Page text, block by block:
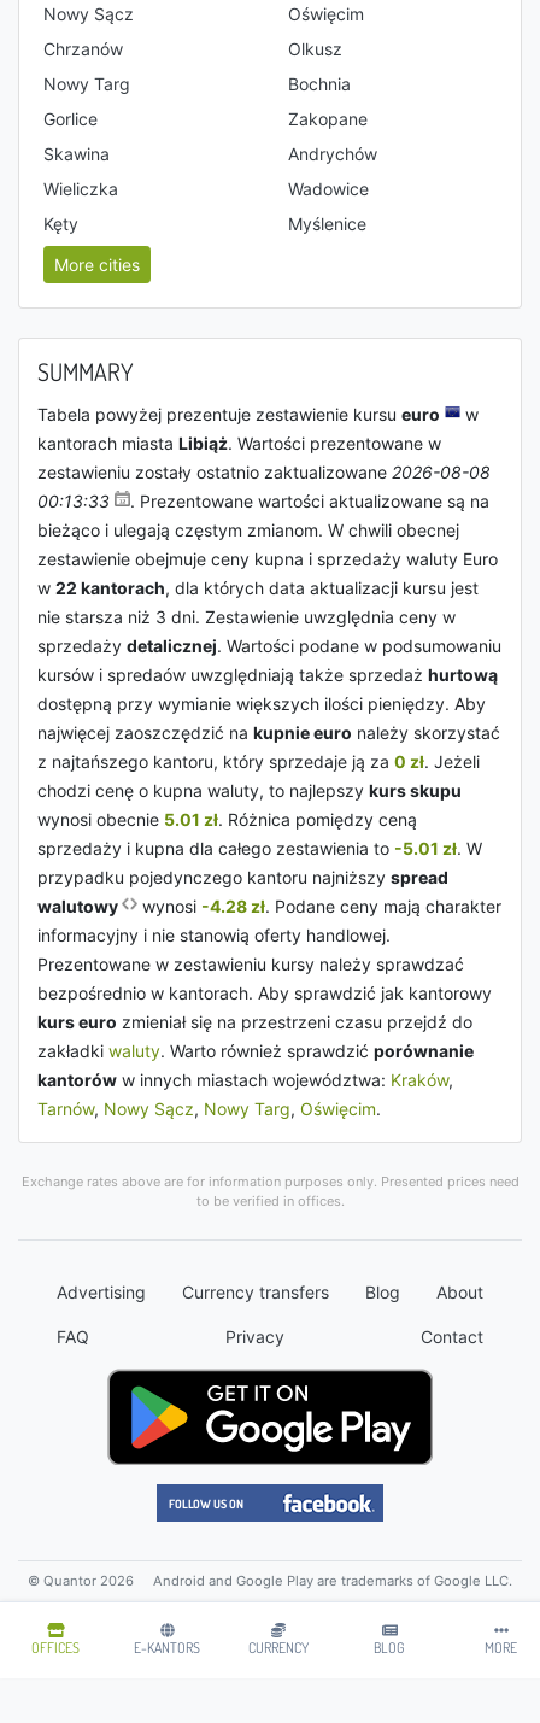
OFFICES E-KANTORS CURRENCY BLOG MORE
Nowy Sącz
Oświęcim
Chrzanów
Olkusz
Nowy Targ
Bochnia
Gorlice
Zakopane
Skawina
Andrychów
Wieliczka
Wadowice
Kęty
Myślenice
More cities
SUMMARY
Tabela powyżej prezentuje zestawienie kursu euro
w
kantorach miasta Libiąż. Wartości prezentowane w
zestawieniu zostały ostatnio zaktualizowane 2026-08-08
00:13:33
. Prezentowane wartości aktualizowane są na
bieżąco i ulegają częstym zmianom. W chwili obecnej
zestawienie obejmuje ceny kupna i sprzedaży waluty Euro
w 22 kantorach, dla których data aktualizacji kursu jest
nie starsza niż 3 dni. Zestawienie uwzględnia ceny w
sprzedaży detalicznej. Wartości podane w podsumowaniu
kursów i spredaów uwzględniają także sprzedaż hurtową
dostępną przy wymianie większych ilości pieniędzy. Aby
najwięcej zaoszczędzić na kupnie euro należy skorzystać
z najtańszego kantoru, który sprzedaje ją za 0 zł. Jeżeli
chodzi cenę o kupna waluty, to najlepszy kurs skupu
wynosi obecnie 5.01 zł. Różnica pomiędzy ceną
sprzedaży i kupna dla całego zestawienia to -5.01 zł. W
przypadku pojedynczego kantoru najniższy spread
walutowy
wynosi -4.28 zł. Podane ceny mają charakter
informacyjny i nie stanowią oferty handlowej.
Prezentowane w zestawieniu kursy należy sprawdzać
bezpośrednio w kantorach. Aby sprawdzić jak kantorowy
kurs euro zmieniał się na przestrzeni czasu przejdź do
zakładki waluty. Warto również sprawdzić porównanie
kantorów w innych miastach województwa: Kraków,
Tarnów, Nowy Sącz, Nowy Targ, Oświęcim.
Exchange rates above are for information purposes only. Presented prices need
to be verified in offices.
Advertising Currency transfers Blog About
FAQ Privacy Contact
© Quantor 2026 Android and Google Play are trademarks of Google LLC.